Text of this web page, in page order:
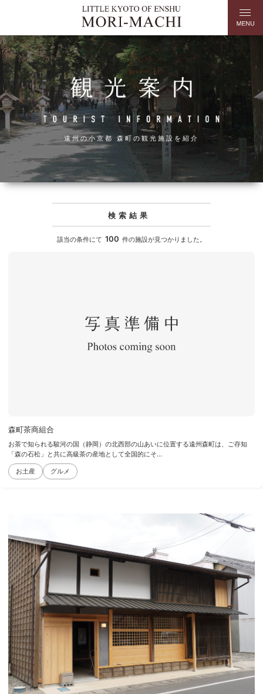
遠州の小京都 森町の観光施設を紹介
検索結果
該当の条件にて 100 件の施設が見つかりました。
森町茶商組合
お茶で知られる駿河の国（静岡）の北西部の山あいに位置する遠州森町は、ご存知
「森の石松」と共に高級茶の産地として全国的にそ...
お土産 グルメ